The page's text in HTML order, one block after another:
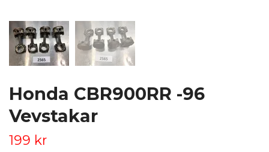
Honda CBR900RR -96
Vevstakar
199 kr